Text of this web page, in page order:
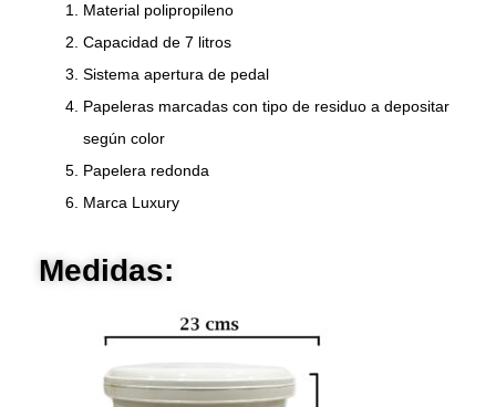
Material polipropileno
Capacidad de 7 litros
Sistema apertura de pedal
Papeleras marcadas con tipo de residuo a depositar
según color
Papelera redonda
Marca Luxury
Medidas: